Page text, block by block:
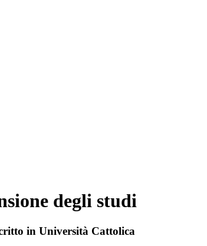
degli studi
in Università Cattolica